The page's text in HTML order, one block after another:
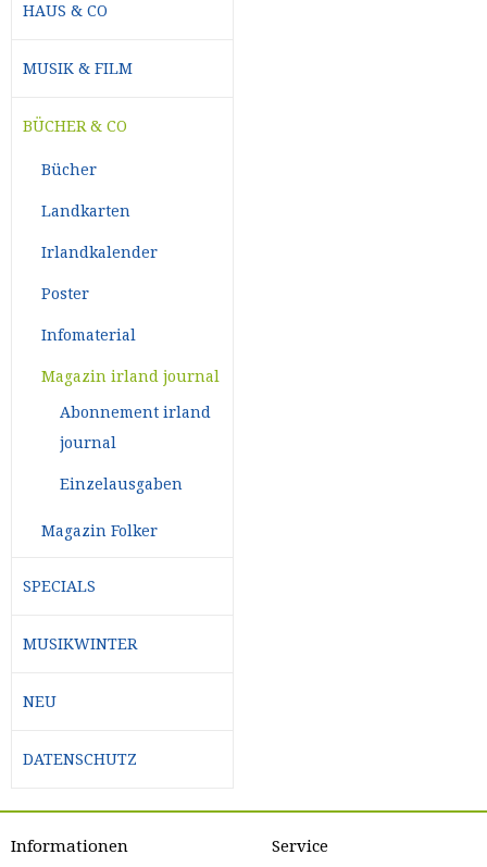
HAUS & CO
MUSIK & FILM
BÜCHER & CO
Bücher
Landkarten
Irlandkalender
Poster
Infomaterial
Magazin irland journal
Abonnement irland
journal
Einzelausgaben
Magazin Folker
SPECIALS
MUSIKWINTER
NEU
DATENSCHUTZ
Informationen Service